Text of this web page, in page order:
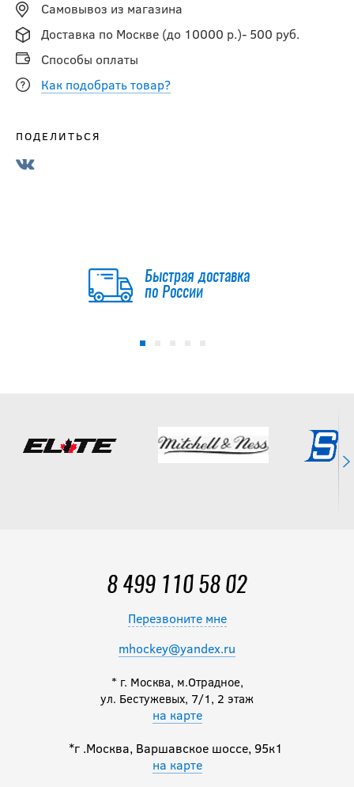
Самовывоз из магазина
Доставка по Москве (до 10000 р.)- 500 руб.
Способы оплаты
Как подобрать товар?
ПОДЕЛИТЬСЯ
Быстрая доставка
по России
8 499 110 58 02
Перезвоните мне
mhockey@yandex.ru
* г. Москва, м.Отрадное,
ул. Бестужевых, 7/1, 2 этаж
на карте
*г .Москва, Варшавское шоссе, 95к1
на карте